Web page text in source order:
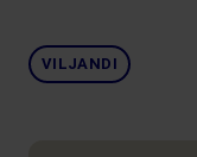
VILJANDI